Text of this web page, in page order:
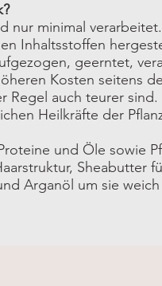
nur minimal
Inhaltsstoffen
geerntet,
Kosten seitens
Regel auch teurer sind.
Heilkräfte der
und Öle sowie
Sheabutter
Arganöl um sie weich